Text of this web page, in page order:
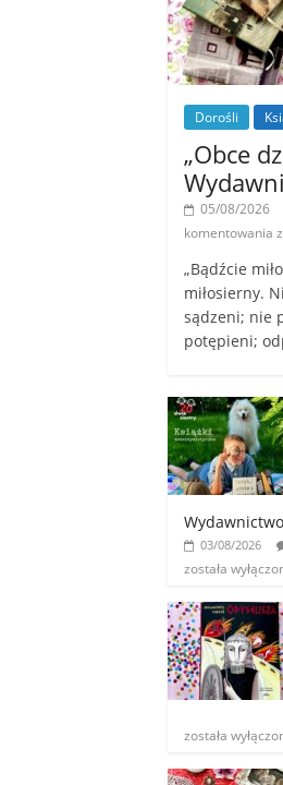
Dorośli
„Obce
05/08/2026
komentowania
„Bądźcie
miłosierny.
sądzeni; nie
potępieni;
Wydawnictwo
03/08/2026
została
została